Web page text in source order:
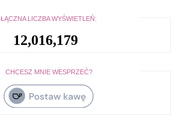
ŁĄCZNA LICZBA WYŚWIETLEŃ:
12,016,179
CHCESZ MNIE WESPRZEĆ?